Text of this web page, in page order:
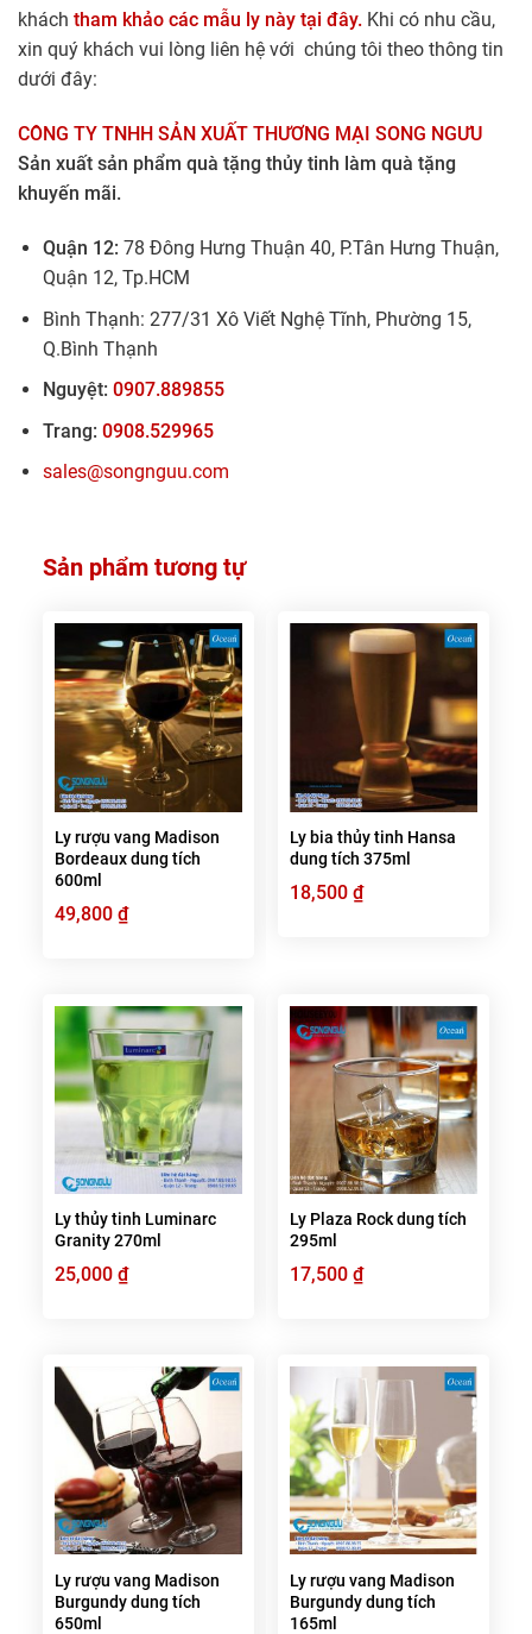
khách tham khảo các mẫu ly này tại đây. Khi có nhu cầu,
xin quý khách vui lòng liên hệ với chúng tôi theo thông tin
dưới đây:
CÔNG TY TNHH SẢN XUẤT THƯƠNG MẠI SONG NGƯU
Sản xuất sản phẩm quà tặng thủy tinh làm quà tặng
khuyến mãi.
Quận 12: 78 Đông Hưng Thuận 40, P.Tân Hưng Thuận,
Quận 12, Tp.HCM
Bình Thạnh: 277/31 Xô Viết Nghệ Tĩnh, Phường 15,
Q.Bình Thạnh
Nguyệt: 0907.889855
Trang: 0908.529965
sales@songnguu.com
Sản phẩm tương tự
Ly rượu vang Madison
Bordeaux dung tích
600ml
49,800 ₫
Ly bia thủy tinh Hansa
dung tích 375ml
18,500 ₫
Ly thủy tinh Luminarc
Granity 270ml
25,000 ₫
Ly Plaza Rock dung tích
295ml
17,500 ₫
Ly rượu vang Madison
Burgundy dung tích
650ml
Ly rượu vang Madison
Burgundy dung tích
165ml